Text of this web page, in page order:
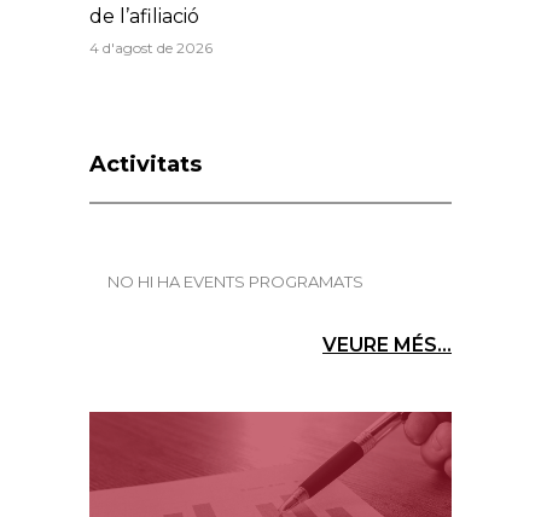
de l’afiliació
4 d'agost de 2026
Activitats
NO HI HA EVENTS PROGRAMATS
VEURE MÉS...